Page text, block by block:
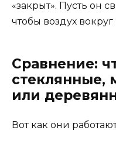
«закрыт». Пусть он
чтобы воздух
Сравнение:
стеклянные,
или
Вот как они